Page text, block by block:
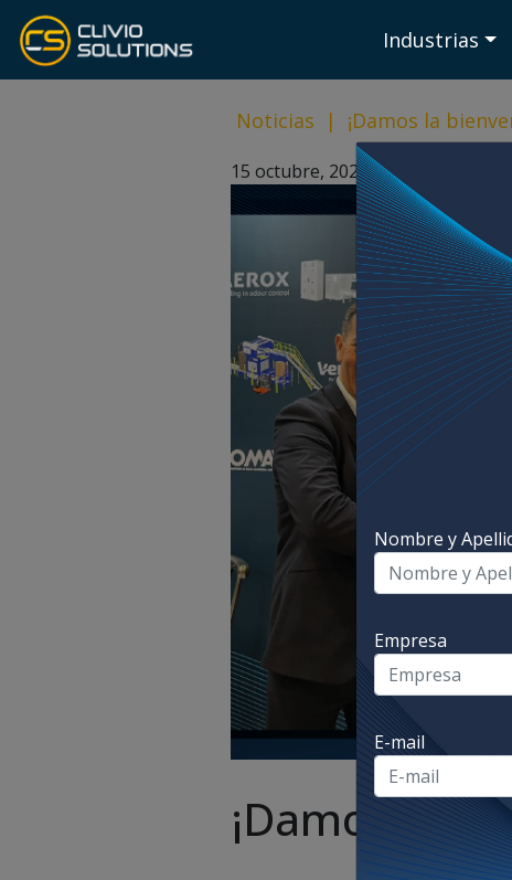
Industrias
Noticias | ¡Damos la
15 octubre, 2024
¡Damos la
Nombre y
Empresa
E-mail